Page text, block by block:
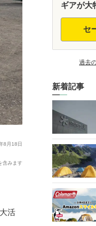
8月18日
含みます
活
ギアが大
セ
過去
新着記事